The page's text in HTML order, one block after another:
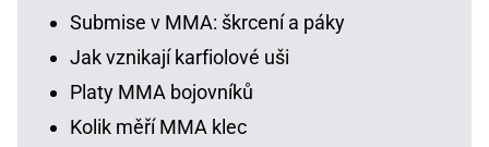
Submise v MMA: škrcení a páky
Jak vznikají karfiolové uši
Platy MMA bojovníků
Kolik měří MMA klec